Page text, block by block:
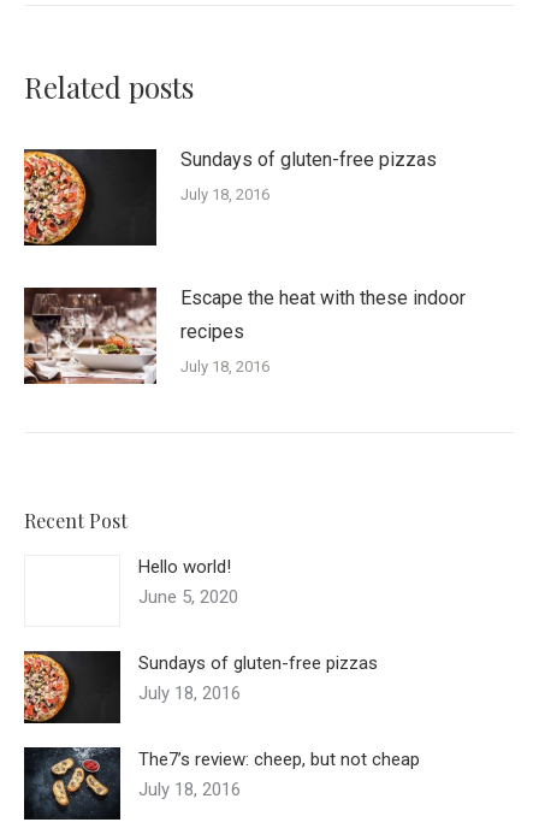
Related posts
Sundays of gluten-free pizzas
July 18, 2016
Escape the heat with these indoor
recipes
July 18, 2016
Recent Post
Hello world!
June 5, 2020
Sundays of gluten-free pizzas
July 18, 2016
The7’s review: cheep, but not cheap
July 18, 2016